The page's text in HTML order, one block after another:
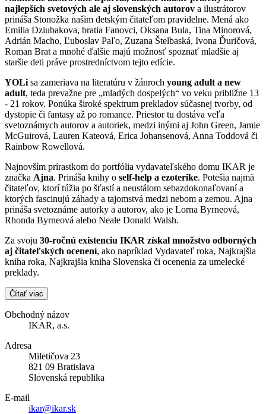
najlepších svetových ale aj slovenských autorov a ilustrátorov
prináša Stonožka našim detským čitateľom pravidelne. Mená ako
Emilia Dziubakova, bratia Fanovci, Oksana Bula, Tina Minorová,
Adrián Macho, Ľuboslav Paľo, Zuzana Štelbaská, Ivona Ďuričová,
Roman Brat a mnohé ďalšie majú možnosť spoznať mladšie aj
staršie deti práve prostredníctvom tejto edície.
YOLi sa zameriava na literatúru v žánroch young adult a new
adult, teda prevažne pre „mladých dospelých“ vo veku približne 13
- 21 rokov. Ponúka široké spektrum prekladov súčasnej tvorby, od
dystopie či fantasy až po romance. Priestor tu dostáva veľa
svetoznámych autorov a autoriek, medzi inými aj John Green, Jamie
McGuirová, Lauren Kateová, Erica Johansenová, Anna Toddová či
Rainbow Rowellová.
Najnovším prírastkom do portfólia vydavateľského domu IKAR je
značka Ajna. Prináša knihy o self-help a ezoterike. Potešia najmä
čitateľov, ktorí túžia po šťastí a neustálom sebazdokonaľovaní a
ktorých fascinujú záhady a tajomstvá medzi nebom a zemou. Ajna
prináša svetoznáme autorky a autorov, ako je Lorna Byrneová,
Rhonda Byrneová alebo Neale Donald Walsh.
Za svoju 30-ročnú existenciu IKAR získal množstvo odborných
aj čitateľských ocenení, ako napríklad Vydavateľ roka, Najkrajšia
kniha roka, Najkrajšia kniha Slovenska či ocenenia za umelecké
preklady.
Čítať viac
Obchodný názov
IKAR, a.s.
Adresa
Miletičova 23
821 09 Bratislava
Slovenská republika
E-mail
ikar@ikar.sk